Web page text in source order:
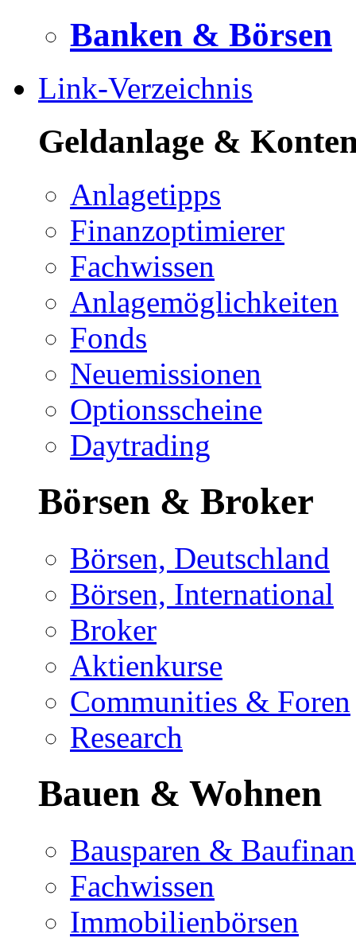
Banken & Börsen
Link-Verzeichnis
Geldanlage &
Anlagetipps
Finanzoptimierer
Fachwissen
Anlagemöglichkeiten
Fonds
Neuemissionen
Optionsscheine
Daytrading
Börsen & Broker
Börsen, Deutschland
Börsen, International
Broker
Aktienkurse
Communities & Foren
Research
Bauen & Wohnen
Bausparen &
Fachwissen
Immobilienbörsen